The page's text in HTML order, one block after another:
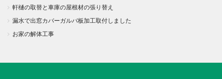
軒樋の取替と車庫の屋根材の張り替え
漏水で出窓カバーガルバ板加工取付しました
お家の解体工事